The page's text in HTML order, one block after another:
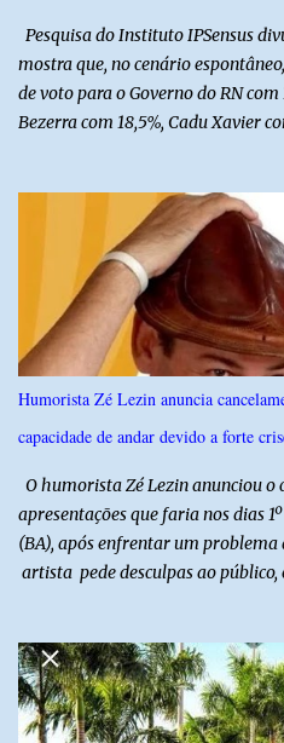
Pesquisa do Instituto IPSensus
mostra que, no cenário
de voto para o Governo do RN
Bezerra com 18,5%, Cadu Xavier
do Norte entre os dias 18 e 22 de
possui margem de erro de 2,5
confiança de 95%. Registro no
Humorista Zé Lezin anuncia
capacidade de andar devido a forte
O humorista Zé Lezin anunciou o
apresentações que faria nos dias
(BA), após enfrentar um problema
artista pede desculpas ao
impossível viajar e subir ao palco.
precisou ser levado a um hospital
de andar normalmente. “Eu não